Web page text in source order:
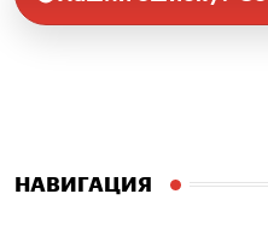
НАВИГАЦИЯ